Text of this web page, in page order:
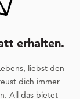
erhalten.
liebst den
dich immer
All das bietet